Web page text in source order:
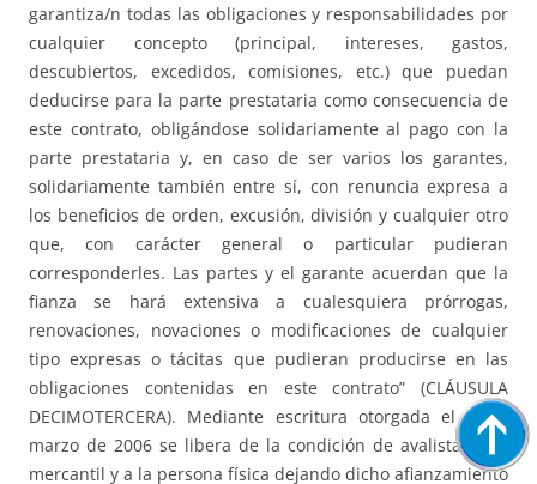
garantiza/n todas las obligaciones y responsabilidades por
cualquier concepto (principal, intereses, gastos,
descubiertos, excedidos, comisiones, etc.) que puedan
deducirse para la parte prestataria como consecuencia de
este contrato, obligándose solidariamente al pago con la
parte prestataria y, en caso de ser varios los garantes,
solidariamente también entre sí, con renuncia expresa a
los beneficios de orden, excusión, división y cualquier otro
que, con carácter general o particular pudieran
corresponderles. Las partes y el garante acuerdan que la
fianza se hará extensiva a cualesquiera prórrogas,
renovaciones, novaciones o modificaciones de cualquier
tipo expresas o tácitas que pudieran producirse en las
obligaciones contenidas en este contrato” (CLÁUSULA
DECIMOTERCERA). Mediante escritura otorgada el 1 de
marzo de 2006 se libera de la condición de avalistas a la
mercantil y a la persona física dejando dicho afianzamiento